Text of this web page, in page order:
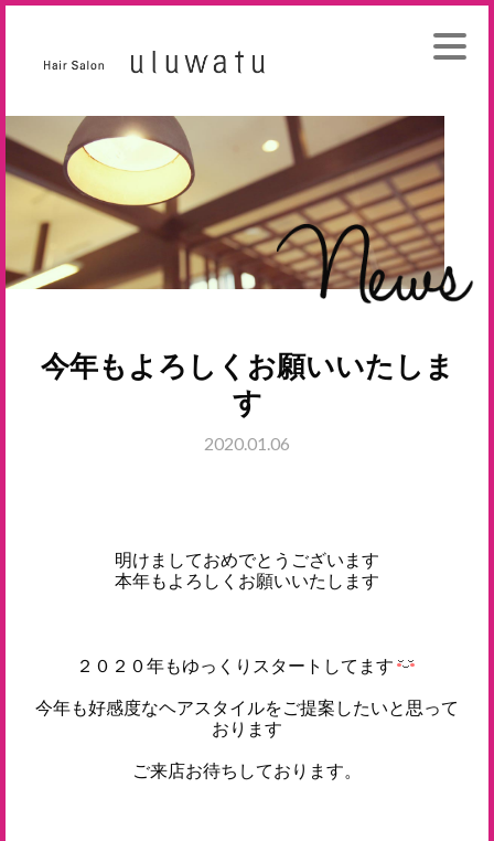
今年もよろしくお願いいたしま
す
2020.01.06
明けましておめでとうございます
本年もよろしくお願いいたします
２０２０年もゆっくりスタートしてます
今年も好感度なヘアスタイルをご提案したいと思って
おります
ご来店お待ちしております。